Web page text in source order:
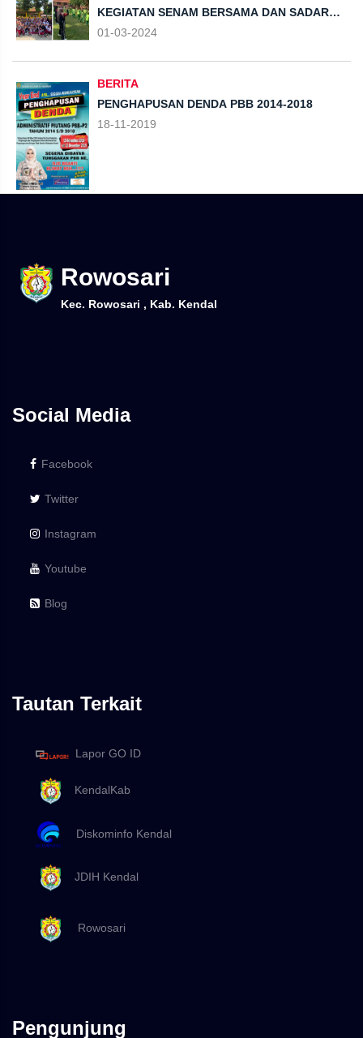
KEGIATAN SENAM BERSAMA DAN SADAR
DENGAN SD NEGERI 01 & 02 DESA
01-03-2024
BERITA
PENGHAPUSAN DENDA PBB 2014-2018
18-11-2019
Rowosari
Kec. Rowosari , Kab. Kendal
Social Media
Facebook
Twitter
Instagram
Youtube
Blog
Tautan Terkait
Lapor GO ID
KendalKab
Diskominfo Kendal
JDIH Kendal
Rowosari
Pengunjung